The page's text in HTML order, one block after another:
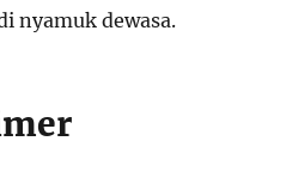
nyamuk dewasa.